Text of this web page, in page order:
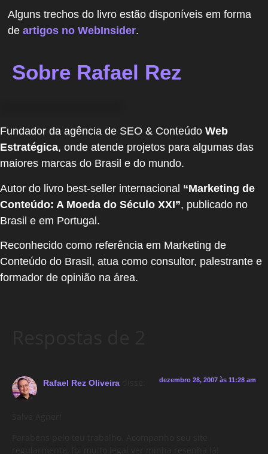
Alguns trechos do livro estão disponíveis em forma
deartigos no WebInsider.
Sobre Rafael Rez
Fundador da agência de SEO & Conteúdo Web
Estratégica, onde atende projetos para algumas das
maiores marcas do Brasil e do mundo.
Autor do livro best-seller internacional “Marketing de
Conteúdo: A Moeda do Século XXI”, publicado no
Brasil e em Portugal.
Reconhecido como referência em Marketing de
Conteúdo do Brasil, atua como consultor, palestrante e
formador de opinião na área.
Rafael Rez Oliveira dezembro 28, 2007 às 11:28 am